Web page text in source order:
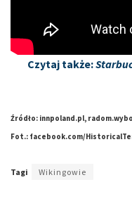
Czytaj także:
Źródło: innpoland.pl,
Fot.: facebook.com/
Tagi Wikingowie